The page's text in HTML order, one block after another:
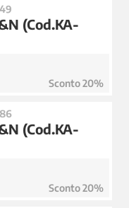
(Cod.KA-
Sconto 20%
(Cod.KA-
Sconto 20%